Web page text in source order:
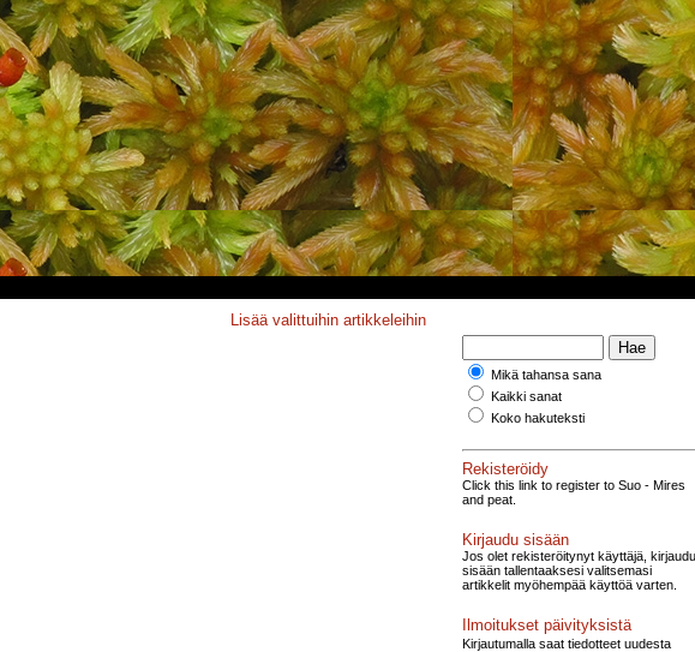
Lisää valittuihin artikkeleihin
Mikä tahansa sana
Kaikki sanat
Koko hakuteksti
Rekisteröidy
Click this link to register to Suo - Mires
and peat.
Kirjaudu sisään
Jos olet rekisteröitynyt käyttäjä, kirjaudu
sisään tallentaaksesi valitsemasi
artikkelit myöhempää käyttöä varten.
Ilmoitukset päivityksistä
Kirjautumalla saat tiedotteet uudesta